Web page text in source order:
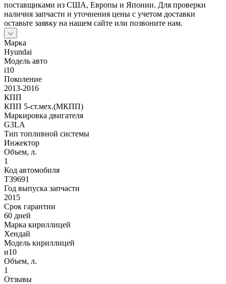
поставщиками из США, Европы и Японии. Для проверки
наличия запчасти и уточнения цены с учетом доставки
оставьте заявку на нашем сайте или позвоните нам.
Марка
Hyundai
Модель авто
i10
Поколение
2013-2016
КПП
КПП 5-ст.мех.(МКПП)
Маркировка двигателя
G3LA
Тип топливной системы
Инжектор
Объем, л.
1
Код автомобиля
T39691
Год выпуска запчасти
2015
Срок гарантии
60 дней
Марка кириллицей
Хендай
Модель кириллицей
и10
Объем, л.
1
Отзывы